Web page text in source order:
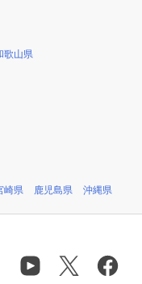
歌山県
崎県 鹿児島県 沖縄県